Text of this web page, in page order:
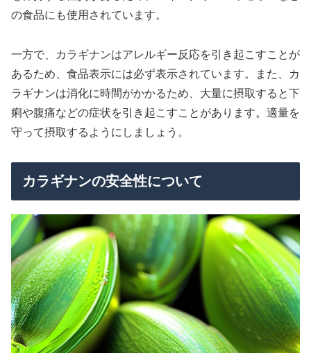
の食品にも使用されています。
一方で、カラギナンはアレルギー反応を引き起こすことが
あるため、食品表示には必ず表示されています。また、カ
ラギナンは消化に時間がかかるため、大量に摂取すると下
痢や腹痛などの症状を引き起こすことがあります。適量を
守って摂取するようにしましょう。
カラギナンの安全性について